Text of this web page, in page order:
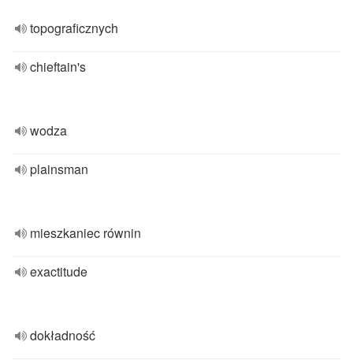
topograficznych
chieftain's
wodza
plainsman
mieszkaniec równin
exactitude
dokładność